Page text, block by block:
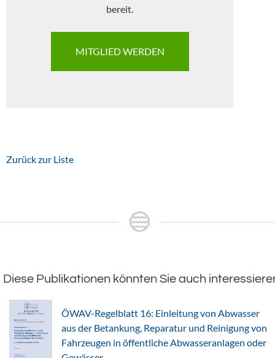
bereit.
MITGLIED WERDEN
Zurück zur Liste
Diese Publikationen könnten Sie auch
ÖWAV-Regelblatt 16: Einleitung von Abwasser
aus der Betankung, Reparatur und Reinigung von
Fahrzeugen in öffentliche Abwasseranlagen oder